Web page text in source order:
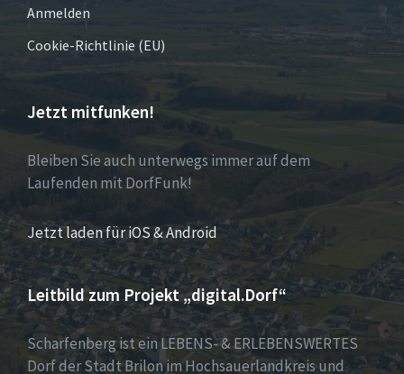
Anmelden
Cookie-Richtlinie (EU)
Jetzt mitfunken!
Bleiben Sie auch unterwegs immer auf dem
Laufenden mit DorfFunk!
Jetzt laden für iOS & Android
Leitbild zum Projekt „digital.Dorf“
Scharfenberg ist ein LEBENS- & ERLEBENSWERTES
Dorf der Stadt Brilon im Hochsauerlandkreis und